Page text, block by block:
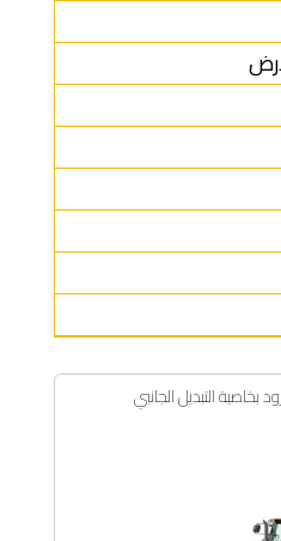
بخاصية التبديل الجانبي